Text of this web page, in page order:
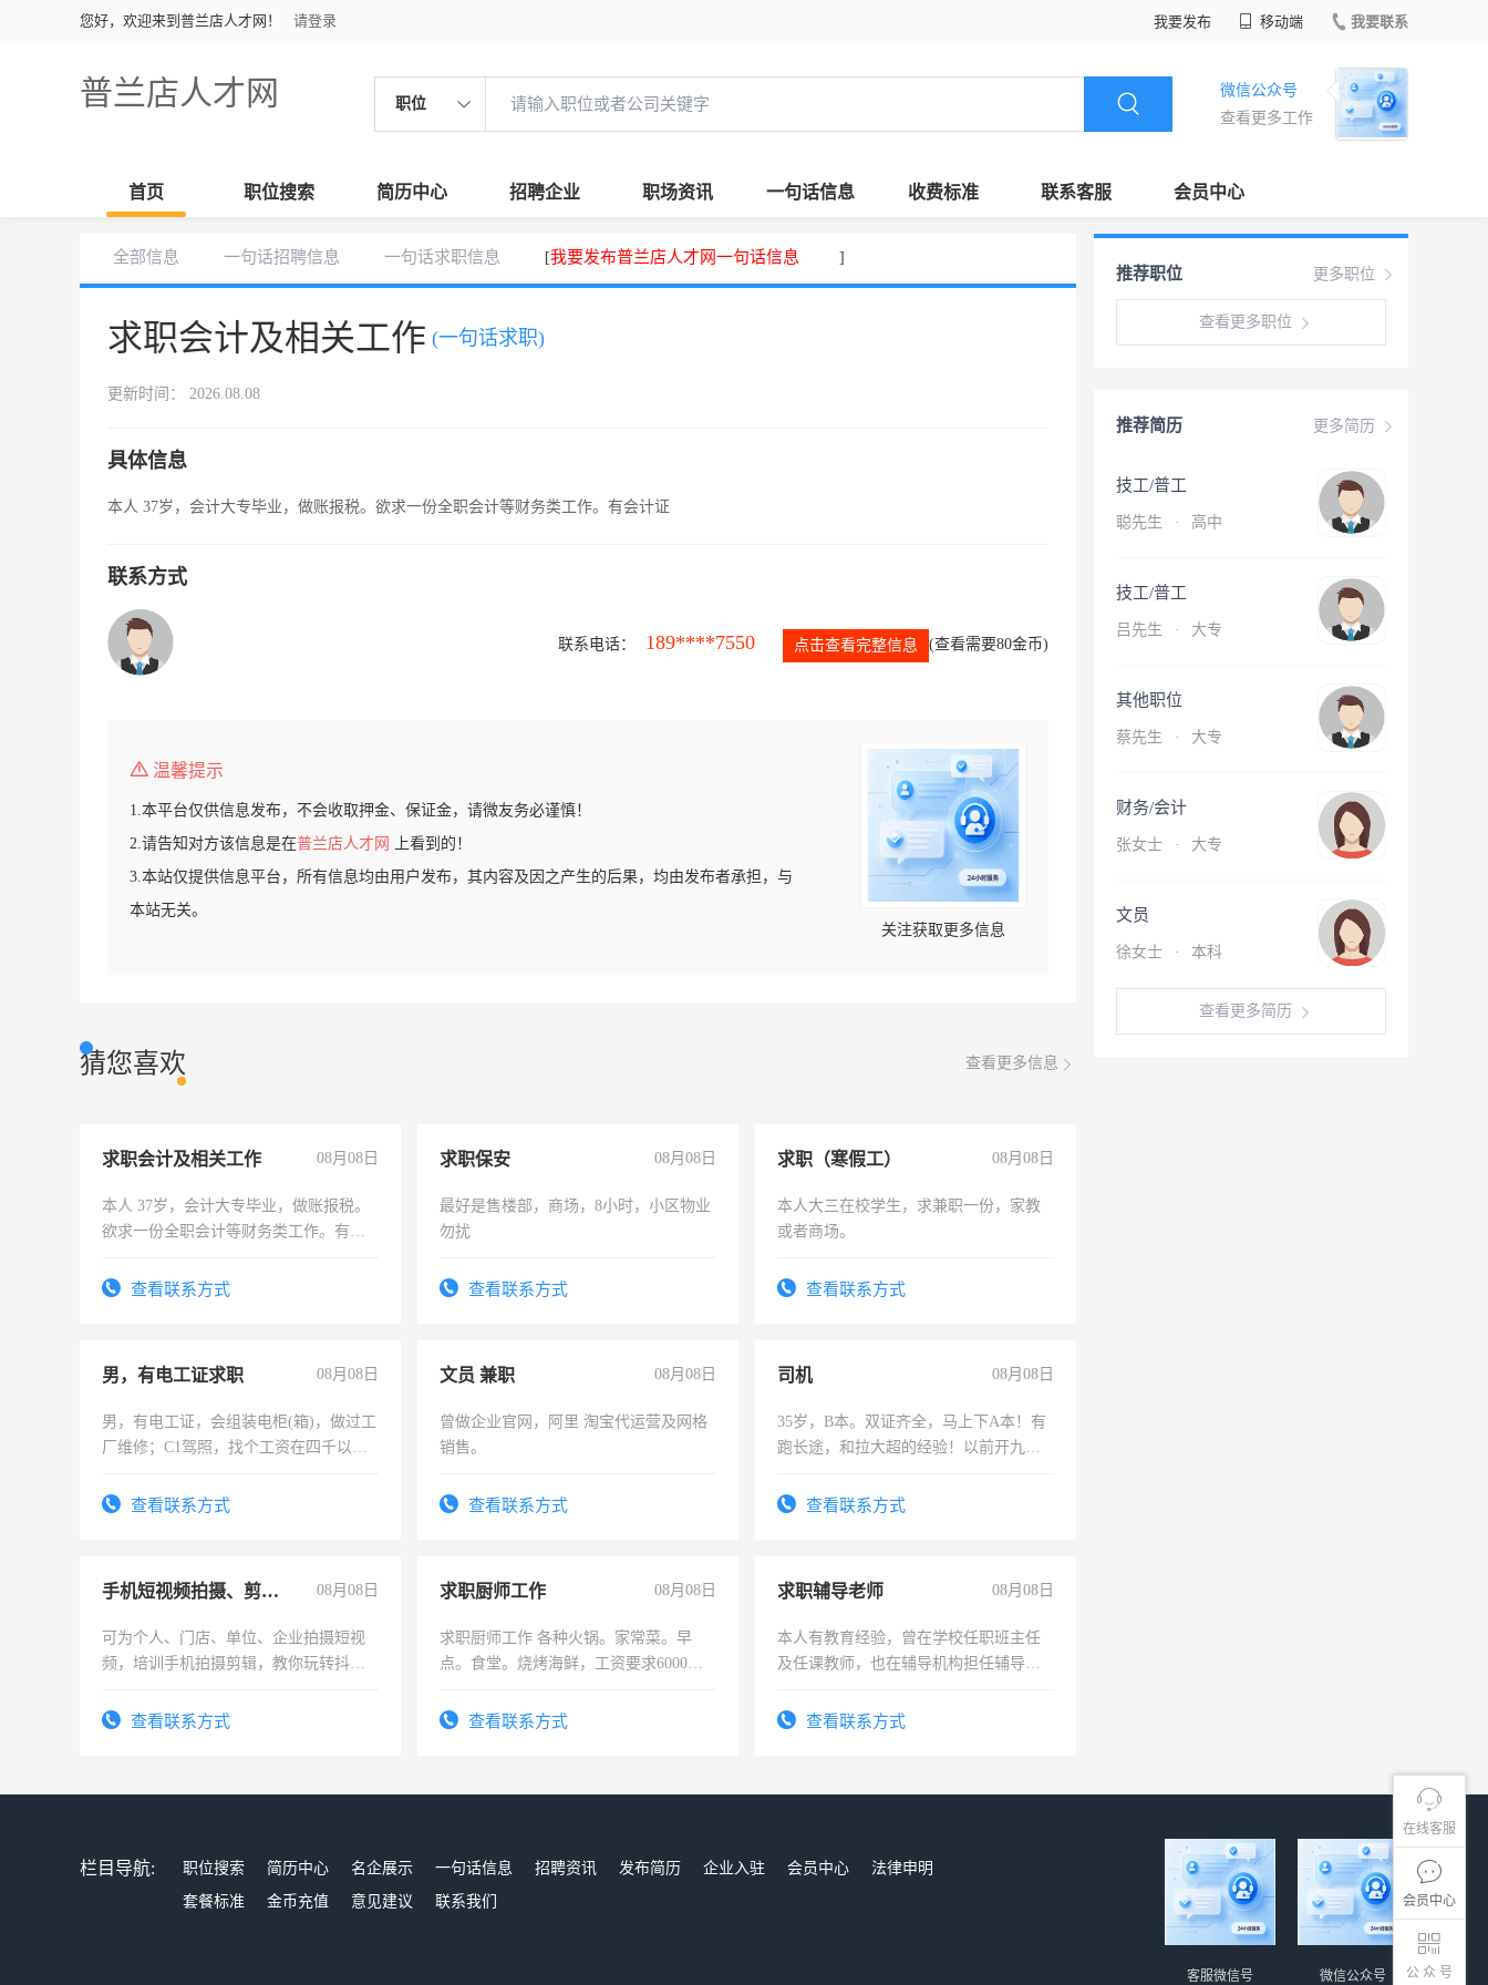
您好，欢迎来到普兰店人才网！ 请登录 我要发布 移动端 我要联系
普兰店人才网 职位
微信公众号
查看更多工作
首页 职位搜索 简历中心 招聘企业 职场资讯 一句话信息 收费标准 联系客服 会员中心
在线客服
会员中心
公 众 号
全部信息 一句话招聘信息 一句话求职信息 [我要发布普兰店人才网一句话信息 ]
求职会计及相关工作 (一句话求职)
更新时间： 2026.08.08
具体信息
本人 37岁，会计大专毕业，做账报税。欲求一份全职会计等财务类工作。有会计证
联系方式
联系电话： 189****7550 点击查看完整信息 (查看需要80金币)
温馨提示
1.本平台仅供信息发布，不会收取押金、保证金，请微友务必谨慎！
2.请告知对方该信息是在普兰店人才网
上看到的！
3.本站仅提供信息平台，所有信息均由用户发布，其内容及因之产生的后果，均由发布者承担，与
本站无关。
关注获取更多信息
猜您喜欢 查看更多信息
求职会计及相关工作 08月08日
本人 37岁，会计大专毕业，做账报税。
欲求一份全职会计等财务类工作。有会
查看联系方式
求职保安 08月08日
最好是售楼部，商场，8小时，小区物业
勿扰
查看联系方式
求职（寒假工） 08月08日
本人大三在校学生，求兼职一份，家教
或者商场。
查看联系方式
男，有电工证求职 08月08日
男，有电工证，会组装电柜(箱)，做过工
厂维修；C1驾照，找个工资在四千以
电话查看联系方式
文员 兼职 08月08日
曾做企业官网，阿里 淘宝代运营及网格
销售。
查看联系方式
司机 08月08日
35岁，B本。双证齐全，马上下A本！有
跑长途，和拉大超的经验！以前开九米
查看联系方式
手机短视频拍摄、剪辑、抖音快手 08月08日
可为个人、门店、单位、企业拍摄短视
频，培训手机拍摄剪辑，教你玩转抖音
频，培训手机拍摄剪辑，教你玩转抖
查看联系方式
求职厨师工作 08月08日
求职厨师工作 各种火锅。家常菜。早
点。食堂。烧烤海鲜，工资要求6000以
查看联系方式
求职辅导老师 08月08日
本人有教育经验，曾在学校任职班主任
及任课教师，也在辅导机构担任辅导教
查看联系方式
更多职位
推荐职位
查看更多职位
更多简历
推荐简历
技工/普工
聪先生 · 高中
技工/普工
吕先生 · 大专
其他职位
蔡先生 · 大专
财务/会计
张女士 · 大专
文员
徐女士 · 本科
查看更多简历
栏目导航: 职位搜索 简历中心 名企展示 一句话信息 招聘资讯 发布简历 企业入驻 会员中心
法律申明
套餐标准
金币充值 意见建议 联系我们
微信公众号
客服微信号